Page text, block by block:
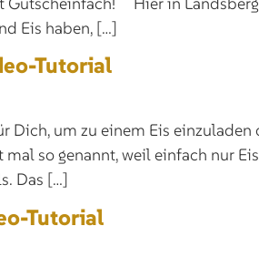
Eis haben, […]
Tutorial
Dich, um zu einem Eis
so genannt, weil einfach nur
Das […]
Tutorial